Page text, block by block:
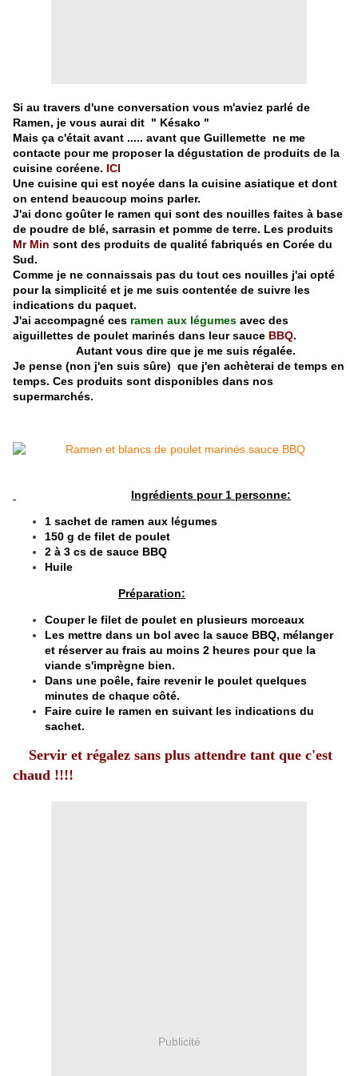
Si au travers d'une conversation vous m'aviez parlé de
Ramen, je vous aurai dit " Késako "
Mais ça c'était avant ..... avant que Guillemette ne me
contacte pour me proposer la dégustation de produits de la
cuisine coréene. ICI
Une cuisine qui est noyée dans la cuisine asiatique et dont
on entend beaucoup moins parler.
J'ai donc goûter le ramen qui sont des nouilles faites à base
de poudre de blé, sarrasin et pomme de terre. Les produits
Mr Min sont des produits de qualité fabriqués en Corée du
Sud.
Comme je ne connaissais pas du tout ces nouilles j'ai opté
pour la simplicité et je me suis contentée de suivre les
indications du paquet.
J'ai accompagné ces ramen aux légumes avec des
aiguillettes de poulet marinés dans leur sauce BBQ.
Autant vous dire que je me suis régalée.
Je pense (non j'en suis sûre) que j'en achèterai de temps en
temps. Ces produits sont disponibles dans nos
supermarchés.
Ingrédients pour 1 personne:
1 sachet de ramen aux légumes
150 g de filet de poulet
2 à 3 cs de sauce BBQ
Huile
Préparation:
Couper le filet de poulet en plusieurs morceaux
Les mettre dans un bol avec la sauce BBQ, mélanger
et réserver au frais au moins 2 heures pour que la
viande s'imprègne bien.
Dans une poêle, faire revenir le poulet quelques
minutes de chaque côté.
Faire cuire le ramen en suivant les indications du
sachet.
Servir et régalez sans plus attendre tant que c'est
chaud !!!!
Publicité